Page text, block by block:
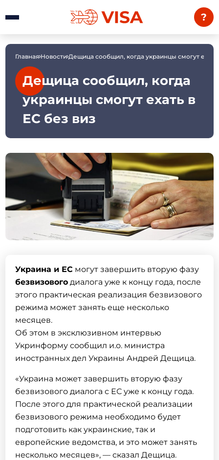
?
Главная Новости Дещица сообщил, когда украинцы смогут ехать
Дещица сообщил, когда
украинцы смогут ехать в
ЕС без виз
Украина и ЕС могут завершить вторую фазу
безвизового диалога уже к концу года, после
этого практическая реализация безвизового
режима может занять еще несколько
месяцев.
Об этом в эксклюзивном интервью
Укринформу сообщил и.о. министра
иностранных дел Украины Андрей Дещица.
«Украина может завершить вторую фазу
безвизового диалога с ЕС уже к концу года.
После этого для практической реализации
безвизового режима необходимо будет
подготовить как украинские, так и
европейские ведомства, и это может занять
несколько месяцев», — сказал Дещица.